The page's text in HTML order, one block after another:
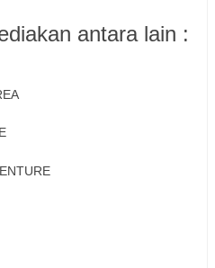
antara lain :